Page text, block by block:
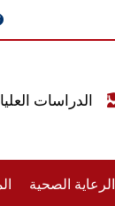
الرعاية الصحية